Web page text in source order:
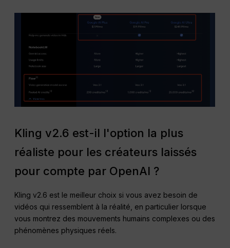
Kling v2.6 est-il l'option la plus
réaliste pour les créateurs laissés
pour compte par OpenAI ?
Kling v2.6 est le meilleur choix si vous avez besoin de
vidéos qui ressemblent à la réalité, en particulier lorsque
vous montrez des mouvements humains complexes ou des
phénomènes physiques réels.